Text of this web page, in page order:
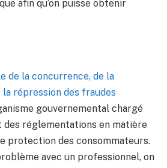
afin qu’on puisse obtenir
de la concurrence, de la
répression des fraudes
gouvernemental chargé
réglementations en matière
protection des consommateurs.
avec un professionnel, on